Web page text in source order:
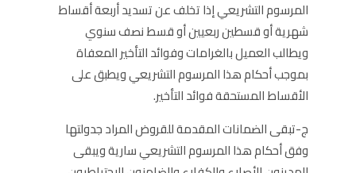
المرسوم التشريعي إذا تخلف عن تسديد أربعة أقساط
شهرية أو قسطين ربعيين أو قسط نصف سنوي
ويطالب العميل بالغرامات وفوائد التأخير المعفاة
بموجب أحكام هذا المرسوم التشريعي ويطبق على
الأقساط المستحقة فوائد التأخير.
ج-تبقى الضمانات المقدمة للقروض المراد جدولتها
وفق أحكام هذا المرسوم التشريعي سارية ويبقى